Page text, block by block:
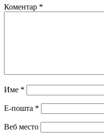
Коментар *
Име *
Е-пошта *
Веб место